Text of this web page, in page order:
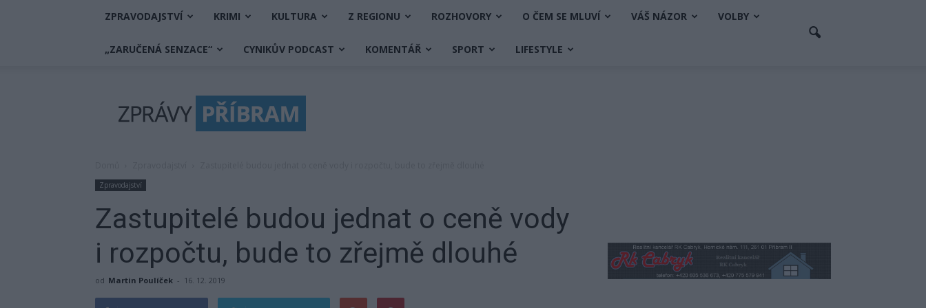
ZPRAVODAJSTVÍ KRIMI KULTURA Z REGIONU ROZHOVORY O ČEM SE MLUVÍ VÁŠ NÁZOR VOLBY
„ZARUČENÁ SENZACE“ CYNIKŮV PODCAST KOMENTÁŘ SPORT LIFESTYLE
Příbram
Zpravodajství
Zastupitelé budou jednat o ceně vody
i rozpočtu, bude to zřejmě dlouhé
od Martin Poulíček - 16. 12. 2019